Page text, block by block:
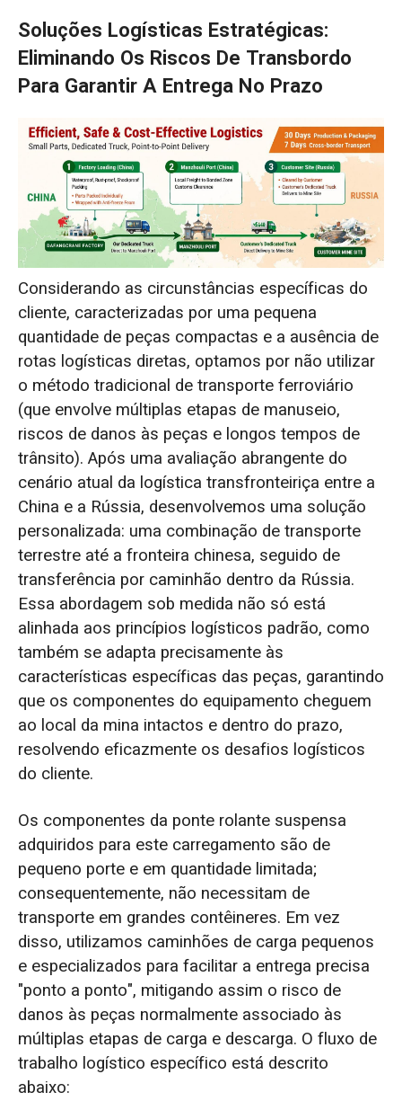
Soluções Logísticas Estratégicas:
Eliminando Os Riscos De Transbordo
Para Garantir A Entrega No Prazo
Considerando as circunstâncias específicas do
cliente, caracterizadas por uma pequena
quantidade de peças compactas e a ausência de
rotas logísticas diretas, optamos por não utilizar
o método tradicional de transporte ferroviário
(que envolve múltiplas etapas de manuseio,
riscos de danos às peças e longos tempos de
trânsito). Após uma avaliação abrangente do
cenário atual da logística transfronteiriça entre a
China e a Rússia, desenvolvemos uma solução
personalizada: uma combinação de transporte
terrestre até a fronteira chinesa, seguido de
transferência por caminhão dentro da Rússia.
Essa abordagem sob medida não só está
alinhada aos princípios logísticos padrão, como
também se adapta precisamente às
características específicas das peças, garantindo
que os componentes do equipamento cheguem
ao local da mina intactos e dentro do prazo,
resolvendo eficazmente os desafios logísticos
do cliente.
Os componentes da ponte rolante suspensa
adquiridos para este carregamento são de
pequeno porte e em quantidade limitada;
consequentemente, não necessitam de
transporte em grandes contêineres. Em vez
disso, utilizamos caminhões de carga pequenos
e especializados para facilitar a entrega precisa
"ponto a ponto", mitigando assim o risco de
danos às peças normalmente associado às
múltiplas etapas de carga e descarga. O fluxo de
trabalho logístico específico está descrito
abaixo: